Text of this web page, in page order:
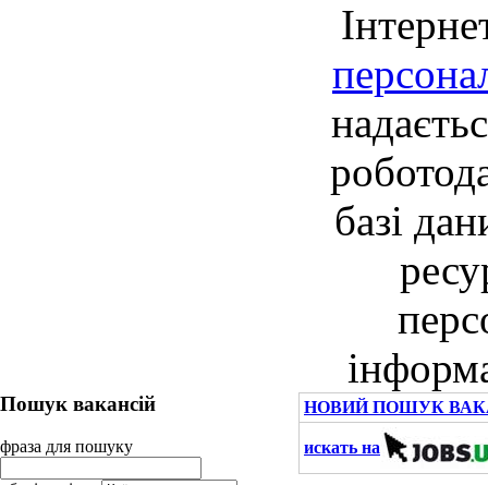
базі
Пошук вакансій
фраза для пошуку
НОВИЙ ПОШУК
искать на